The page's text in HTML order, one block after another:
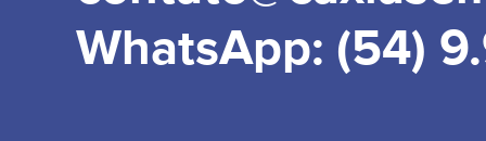
WhatsApp: (54)